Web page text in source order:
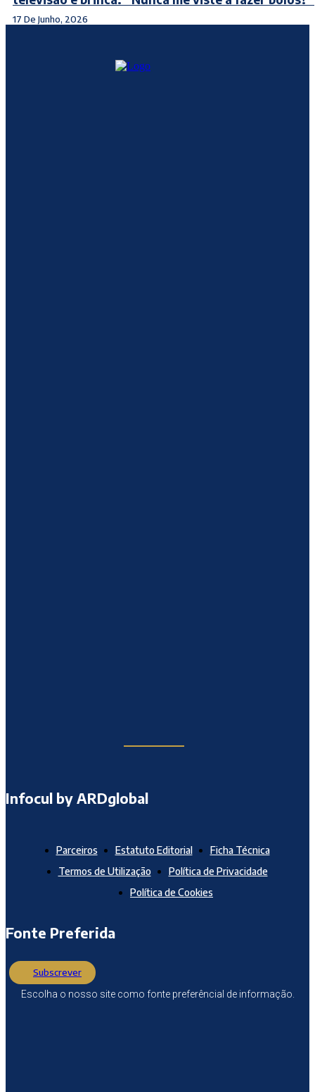
17 De Junho, 2026
Infocul by ARDglobal
Parceiros Estatuto Editorial
Ficha Técnica
Termos de Utilização
Política de Privacidade
Política de Cookies
Fonte Preferida
Subscrever
Escolha o nosso site como fonte preferêncial de informação.